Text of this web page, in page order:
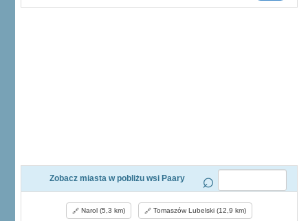
Zobacz miasta w pobliżu wsi Paary
Narol (5,3 km) Tomaszów Lubelski (12,9 km)